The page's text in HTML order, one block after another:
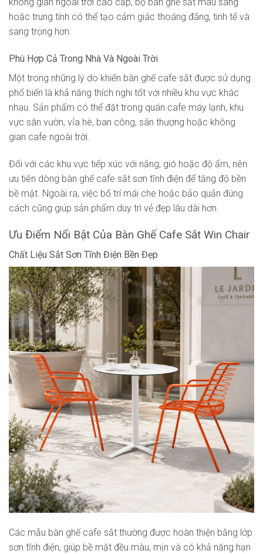
không gian ngoài trời cao cấp, bộ bàn ghế sắt màu sáng
hoặc trung tính có thể tạo cảm giác thoáng đãng, tinh tế và
sang trọng hơn.
Phù Hợp Cả Trong Nhà Và Ngoài Trời
Một trong những lý do khiến bàn ghế cafe sắt được sử dụng
phổ biến là khả năng thích nghi tốt với nhiều khu vực khác
nhau. Sản phẩm có thể đặt trong quán cafe máy lạnh, khu
vực sân vườn, vỉa hè, ban công, sân thượng hoặc không
gian cafe ngoài trời.
Đối với các khu vực tiếp xúc với nắng, gió hoặc độ ẩm, nên
ưu tiên dòng bàn ghế cafe sắt sơn tĩnh điện để tăng độ bền
bề mặt. Ngoài ra, việc bố trí mái che hoặc bảo quản đúng
cách cũng giúp sản phẩm duy trì vẻ đẹp lâu dài hơn.
Ưu Điểm Nổi Bật Của Bàn Ghế Cafe Sắt Win Chair
Chất Liệu Sắt Sơn Tĩnh Điện Bền Đẹp
Các mẫu bàn ghế cafe sắt thường được hoàn thiện bằng lớp
sơn tĩnh điện, giúp bề mặt đều màu, mịn và có khả năng hạn